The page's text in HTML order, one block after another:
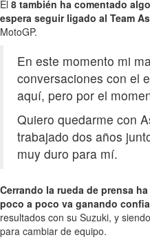
El 8 también ha comentado
espera seguir ligado al Team
MotoGP.
En este momento mi
conversaciones con el
aquí, pero por el
Quiero quedarme con
trabajado dos años
muy duro para mí.
Cerrando la rueda de prensa
poco a poco va ganando
resultados con su Suzuki, y
para cambiar de equipo.